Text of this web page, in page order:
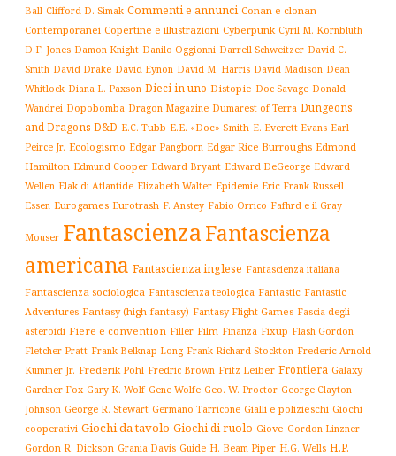
Ball Clifford D. Simak Commenti e annunci Conan e clonan
Contemporanei Copertine e illustrazioni Cyberpunk Cyril M. Kornbluth
D.F. Jones Damon Knight Danilo Oggionni Darrell Schweitzer David C.
Smith David Drake David Eynon David M. Harris David Madison Dean
Whitlock Diana L. Paxson Dieci in uno Distopie Doc Savage Donald
Wandrei Dopobomba Dragon Magazine Dumarest of Terra Dungeons
and Dragons D&D E.C. Tubb E.E. «Doc» Smith E. Everett Evans Earl
Peirce Jr. Ecologismo Edgar Pangborn Edgar Rice Burroughs Edmond
Hamilton Edmund Cooper Edward Bryant Edward DeGeorge Edward
Wellen Elak di Atlantide Elizabeth Walter Epidemie Eric Frank Russell
Essen Eurogames Eurotrash F. Anstey Fabio Orrico Fafhrd e il Gray
Mouser FantascienzaFantascienza
americana Fantascienza inglese Fantascienza italiana
Fantascienza sociologica Fantascienza teologica Fantastic Fantastic
Adventures Fantasy (high fantasy) Fantasy Flight Games Fascia degli
asteroidi Fiere e convention Filler Film Finanza Fixup Flash Gordon
Fletcher Pratt Frank Belknap Long Frank Richard Stockton Frederic Arnold
Kummer Jr. Frederik Pohl Fredric Brown Fritz Leiber Frontiera Galaxy
Gardner Fox Gary K. Wolf Gene Wolfe Geo. W. Proctor George Clayton
Johnson George R. Stewart Germano Tarricone Gialli e polizieschi Giochi
cooperativi Giochi da tavolo Giochi di ruolo Giove Gordon Linzner
Gordon R. Dickson Grania Davis Guide H. Beam Piper H.G. Wells H.P.